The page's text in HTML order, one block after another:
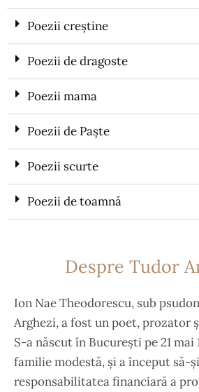
Poezii creștine
Poezii de dragoste
Poezii mama
Poezii de Paște
Poezii scurte
Poezii de toamnă
Despre Tudor
Ion Nae Theodorescu, sub
Arghezi, a fost un poet, prozator
S-a născut în București pe 21
familie modestă, și a început să-
responsabilitatea financiară a